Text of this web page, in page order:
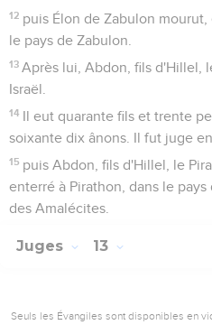
12 puis Élon de Zabulon
le pays de Zabulon.
13 Après lui, Abdon, fils d'Hillel,
Israël.
14 Il eut quarante fils et trente
soixante dix ânons. Il fut juge
15 puis Abdon, fils d'Hillel, le
enterré à Pirathon, dans le
des Amalécites.
Juges 13
Seuls les Évangiles sont disponibles en